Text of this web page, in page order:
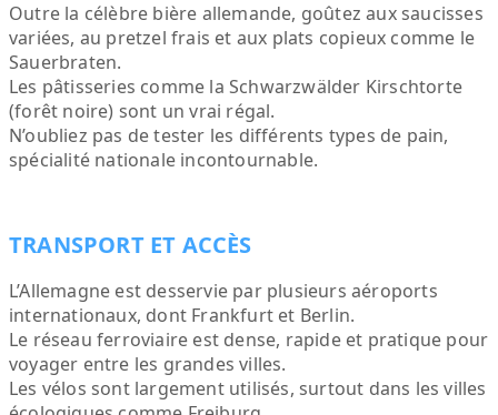
Outre la célèbre bière allemande, goûtez aux saucisses
variées, au pretzel frais et aux plats copieux comme le
Sauerbraten.
Les pâtisseries comme la Schwarzwälder Kirschtorte
(forêt noire) sont un vrai régal.
N’oubliez pas de tester les différents types de pain,
spécialité nationale incontournable.
TRANSPORT ET ACCÈS
L’Allemagne est desservie par plusieurs aéroports
internationaux, dont Frankfurt et Berlin.
Le réseau ferroviaire est dense, rapide et pratique pour
voyager entre les grandes villes.
Les vélos sont largement utilisés, surtout dans les villes